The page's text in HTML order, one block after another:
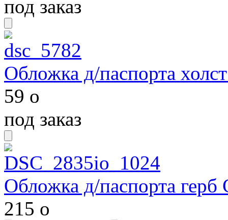
под заказ
Обложка д/паспорта
59 o
под заказ
Обложка д/паспорта
215 o